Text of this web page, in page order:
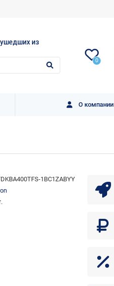
из
0
О компании
1BC1ZABYY